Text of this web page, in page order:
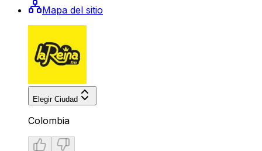
Mapa del sitio
Elegir Ciudad
Colombia